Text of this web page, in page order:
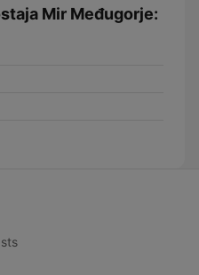
Mir Međugorje: